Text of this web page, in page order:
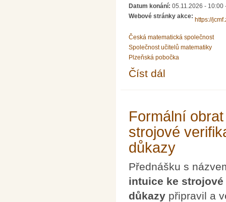
Datum konání: 05.11.2026 - 10:00
Webové stránky akce:
https://
Česká matematická společnost
Společnost učitelů matematiky
Plzeňská pobočka
Číst dál
Formální
strojové
důkazy
Přednášku s
intuice ke
důkazy připravil a